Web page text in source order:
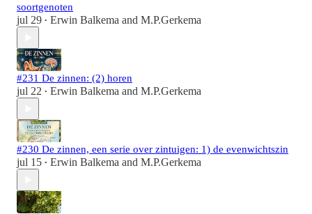
soortgenoten
jul 29 • Erwin Balkema and M.P.Gerkema
#231 De zinnen: (2) horen
jul 22 • Erwin Balkema and M.P.Gerkema
#230 De zinnen, een serie over zintuigen: 1) de evenwichtszin
jul 15 • Erwin Balkema and M.P.Gerkema